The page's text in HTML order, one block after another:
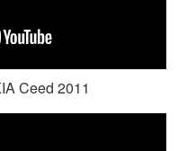
Ceed 2011